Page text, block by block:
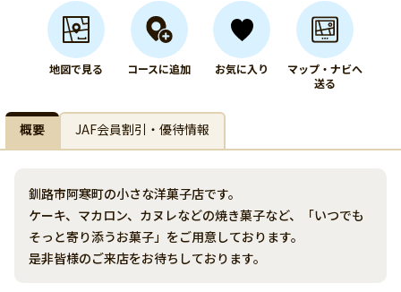
地図で見る コースに追加 お気に入り
マップ・ナビへ
送る
概要 JAF会員割引・優待情報
釧路市阿寒町の小さな洋菓子店です。
ケーキ、マカロン、カヌレなどの焼き菓子など、「いつでも
そっと寄り添うお菓子」をご用意しております。
是非皆様のご来店をお待ちしております。